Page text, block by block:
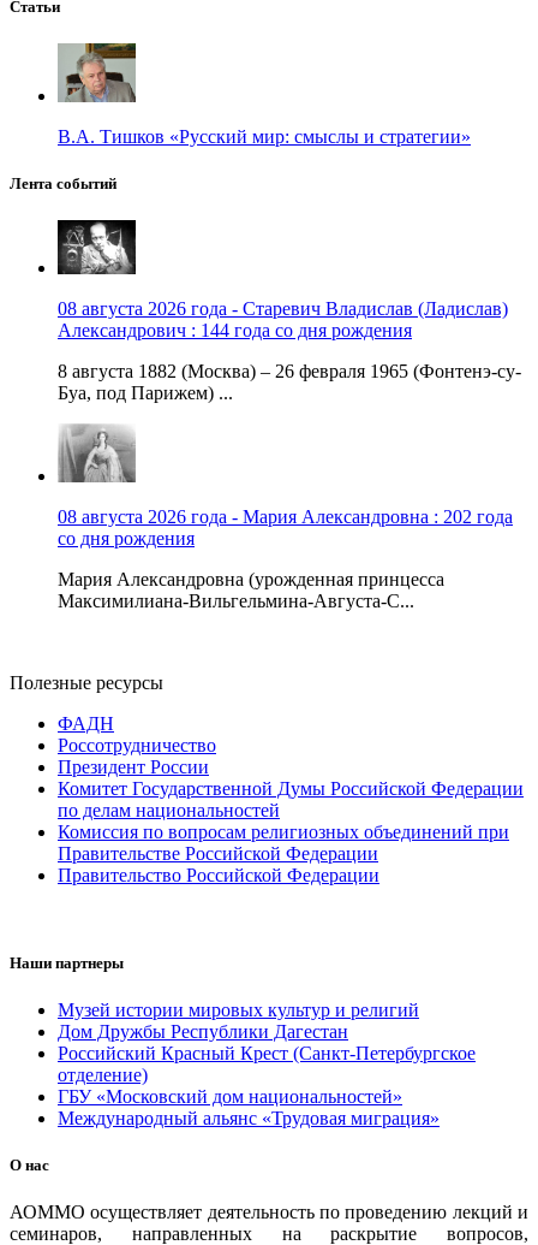
Статьи
В.А. Тишков «Русский мир: смыслы и стратегии»
Лента событий
08 августа 2026 года - Старевич Владислав (Ладислав)
Александрович : 144 года со дня рождения
8 августа 1882 (Москва) – 26 февраля 1965 (Фонтенэ-су-
Буа, под Парижем) ...
08 августа 2026 года - Мария Александровна : 202 года
со дня рождения
Мария Александровна (урожденная принцесса
Максимилиана-Вильгельмина-Августа-С...
Полезные ресурсы
ФАДН
Россотрудничество
Президент России
Комитет Государственной Думы Российской Федерации
по делам национальностей
Комиссия по вопросам религиозных объединений при
Правительстве Российской Федерации
Правительство Российской Федерации
Наши партнеры
Музей истории мировых культур и религий
Дом Дружбы Республики Дагестан
Российский Красный Крест (Санкт-Петербургское
отделение)
ГБУ «Московский дом национальностей»
Международный альянс «Трудовая миграция»
О нас
АОММО осуществляет деятельность по проведению лекций и
семинаров, направленных на раскрытие вопросов,